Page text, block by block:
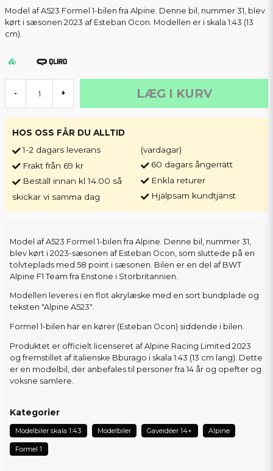
Model af A523 Formel 1-bilen fra Alpine. Denne bil, nummer 31, blev
kørt i sæsonen 2023 af Esteban Ocon. Modellen er i skala 1:43 (13
cm).
- + LÆG I KURV
HOS OSS FÅR DU ALLTID
1-2 dagars leverans
Frakt från 69 kr
Beställ innan kl 14.00 så
skickar vi samma dag
(vardagar)
60 dagars ångerrätt
Enkla returer
Hjälpsam kundtjänst
Model af A523 Formel 1-bilen fra Alpine. Denne bil, nummer 31,
blev kørt i 2023-sæsonen af Esteban Ocon, som sluttede på en
tolvteplads med 58 point i sæsonen. Bilen er en del af BWT
Alpine F1 Team fra Enstone i Storbritannien.
Modellen leveres i en flot akrylæske med en sort bundplade og
teksten "Alpine A523".
Formel 1-bilen har en kører (Esteban Ocon) siddende i bilen.
Produktet er officielt licenseret af Alpine Racing Limited 2023
og fremstillet af italienske Bburago i skala 1:43 (13 cm lang). Dette
er en modelbil, der anbefales til personer fra 14 år og opefter og
voksne samlere.
Kategorier
Modelbiler skala 1:43 Modelbiler Gaveidéer 14+ Alpine
Formel 1